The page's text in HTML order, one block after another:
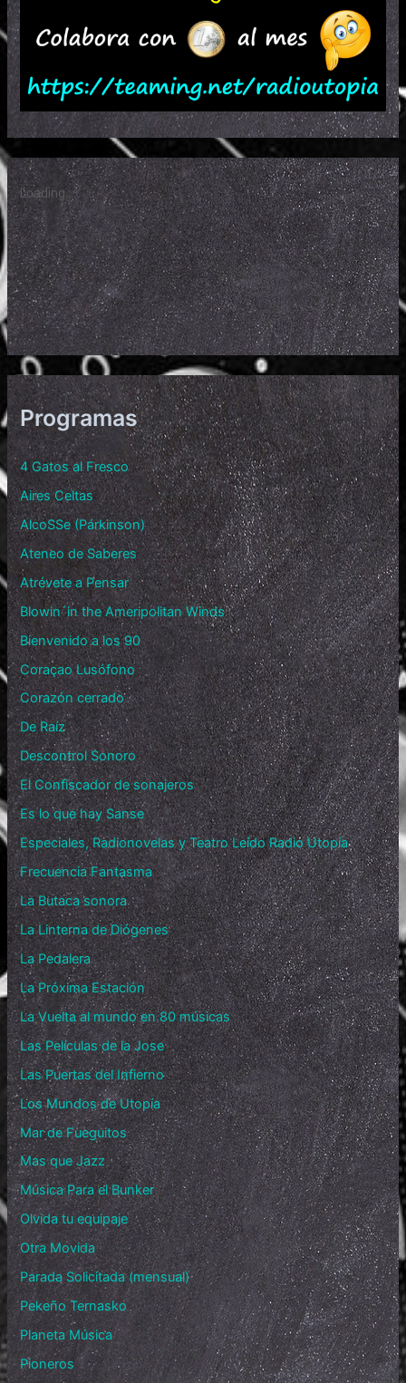
Programas
4 Gatos al Fresco
Aires Celtas
AlcoSSe (Párkinson)
Ateneo de Saberes
Atrévete a Pensar
Blowin´in the Ameripolitan Winds
Bienvenido a los 90
Coraçao Lusófono
Corazón cerrado
De Raíz
Descontrol Sonoro
El Confiscador de sonajeros
Es lo que hay Sanse
Especiales, Radionovelas y Teatro Leído Radio Utopía
Frecuencia Fantasma
La Butaca sonora
La Linterna de Diógenes
La Pedalera
La Próxima Estación
La Vuelta al mundo en 80 músicas
Las Películas de la Jose
Las Puertas del Infierno
Los Mundos de Utopía
Mar de Fueguitos
Mas que Jazz
Música Para el Bunker
Olvida tu equipaje
Otra Movida
Parada Solicitada (mensual)
Pekeño Ternasko
Planeta Música
Pioneros